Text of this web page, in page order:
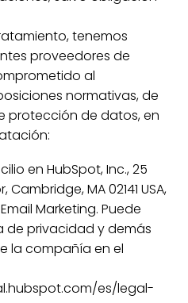
tenemos
proveedores de
al
normativas, de
protección de datos, en
en HubSpot, Inc., 25
Cambridge, MA 02141 USA,
Marketing. Puede
de privacidad y demás
la compañía en el
es/legal-